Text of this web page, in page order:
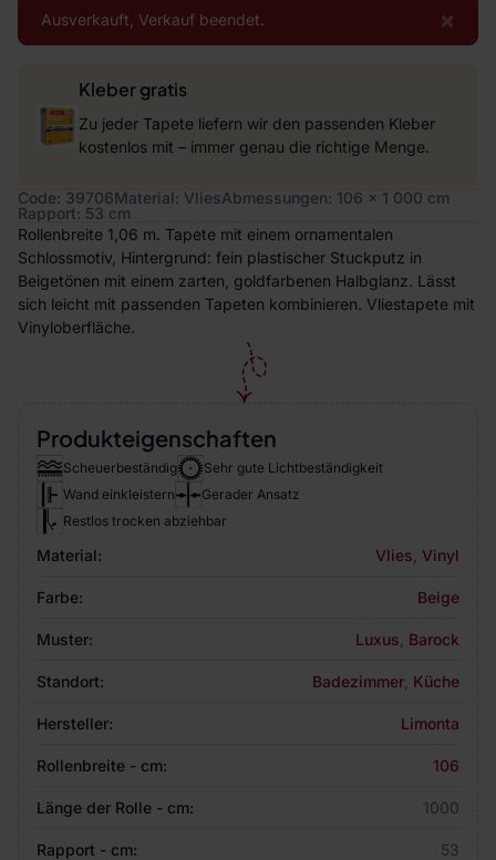
×
Ausverkauft, Verkauf beendet.
Kleber gratis
Zu jeder Tapete liefern wir den passenden Kleber
kostenlos mit – immer genau die richtige Menge.
Code: 39706Material: VliesAbmessungen: 106 x 1 000 cm
Rapport: 53 cm
Rollenbreite 1,06 m. Tapete mit einem ornamentalen
Schlossmotiv, Hintergrund: fein plastischer Stuckputz in
Beigetönen mit einem zarten, goldfarbenen Halbglanz. Lässt
sich leicht mit passenden Tapeten kombinieren. Vliestapete mit
Vinyloberfläche.
Produkteigenschaften
Scheuerbeständig
Sehr gute Lichtbeständigkeit
Wand einkleistern
Gerader Ansatz
Restlos trocken abziehbar
Material: Vlies Vinyl
Farbe: Beige
Muster: Luxus Barock
Standort: Badezimmer Küche
Hersteller: Limonta
Rollenbreite - cm: 106
Länge der Rolle - cm: 1000
Rapport - cm:
53